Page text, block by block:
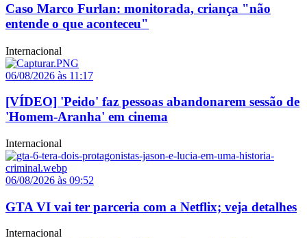
Caso Marco Furlan: monitorada, criança "não
entende o que aconteceu"
Internacional
06/08/2026 às 11:17
[VÍDEO] 'Peido' faz pessoas abandonarem sessão de
'Homem-Aranha' em cinema
Internacional
06/08/2026 às 09:52
GTA VI vai ter parceria com a Netflix; veja detalhes
Internacional